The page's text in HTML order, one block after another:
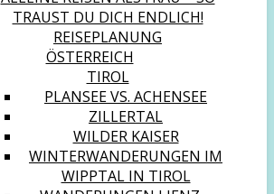
TRAUST DU DICH ENDLICH!
REISEPLANUNG
ÖSTERREICH
TIROL
PLANSEE VS. ACHENSEE
ZILLERTAL
WILDER KAISER
WINTERWANDERUNGEN IM
WIPPTAL IN TIROL